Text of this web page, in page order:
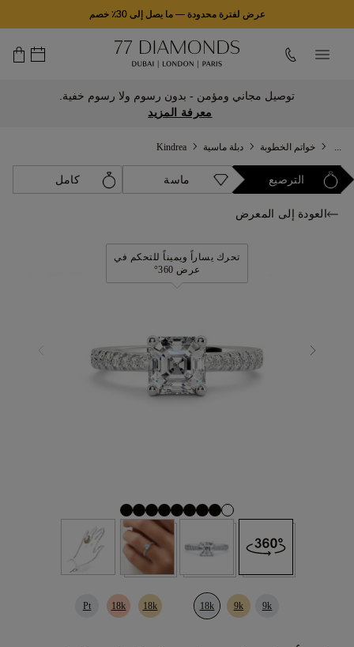
عرض لفترة محدودة —ما يصل إلى 30٪ خصم
توصيل مجاني ومؤمن - بدون رسوم ولا رسوم خفية.
معرفة المزيد
خواتم الخطوبة دبلة ماسية Kindrea
الترصيع ماسة كامل
العودة إلى المعرض
تحرك يساراً ويميناً للتحكم في
عرض 360°
9k
9k
18k
18k
18k
Pt